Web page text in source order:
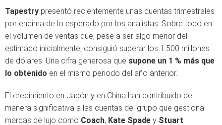
Tapestry presentó recientemente unas cuentas trimestrales
por encima de lo esperado por los analistas. Sobre todo en
el volumen de ventas que, pese a ser algo menor del
estimado inicialmente, consiguió superar los 1.500 millones
de dólares. Una cifra generosa que supone un 1 % más que
lo obtenido en el mismo periodo del año anterior.
El crecimiento en Japón y en China han contribuido de
manera significativa a las cuentas del grupo que gestiona
marcas de lujo como Coach, Kate Spade y Stuart